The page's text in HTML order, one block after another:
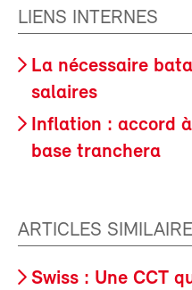
LIENS INTERNES
La nécessaire
salaires
Inflation : accord
base tranchera
ARTICLES
Swiss : Une CCT